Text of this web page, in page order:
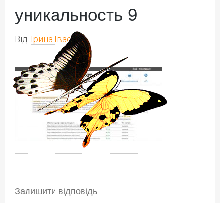
уникальность 9
Від: Ірина Іваськів
Залишити відповідь